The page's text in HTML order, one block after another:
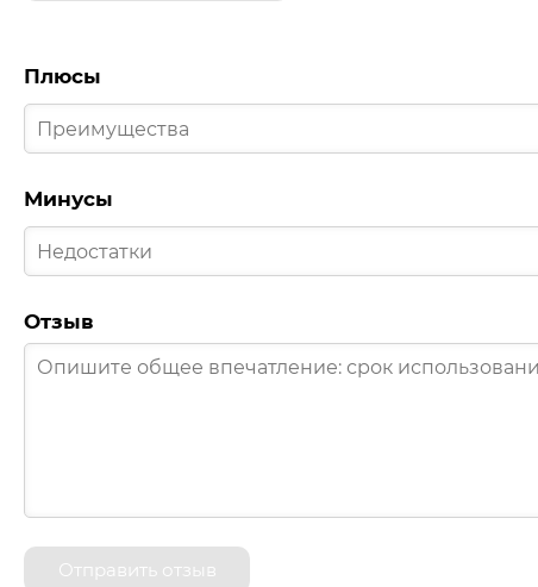
Плюсы
Минусы
Отзыв
Отправить отзыв